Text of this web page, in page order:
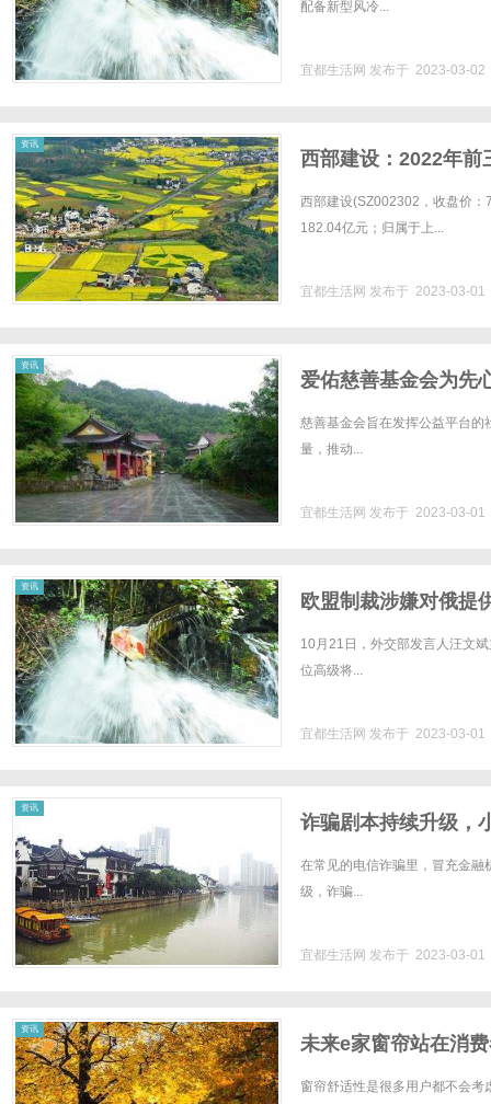
配备新型风冷...
宜都生活网 发布于 2023-03-02
资讯
西部建设：2022年前
西部建设(SZ002302，收盘价
182.04亿元；归属于上...
宜都生活网 发布于 2023-03-01
资讯
爱佑慈善基金会为先
慈善基金会旨在发挥公益平台的
量，推动...
宜都生活网 发布于 2023-03-01
资讯
欧盟制裁涉嫌对俄提
10月21日，外交部发言人汪文
位高级将...
宜都生活网 发布于 2023-03-01
资讯
诈骗剧本持续升级，
在常见的电信诈骗里，冒充金融
级，诈骗...
宜都生活网 发布于 2023-03-01
资讯
未来e家窗帘站在消
窗帘舒适性是很多用户都不会